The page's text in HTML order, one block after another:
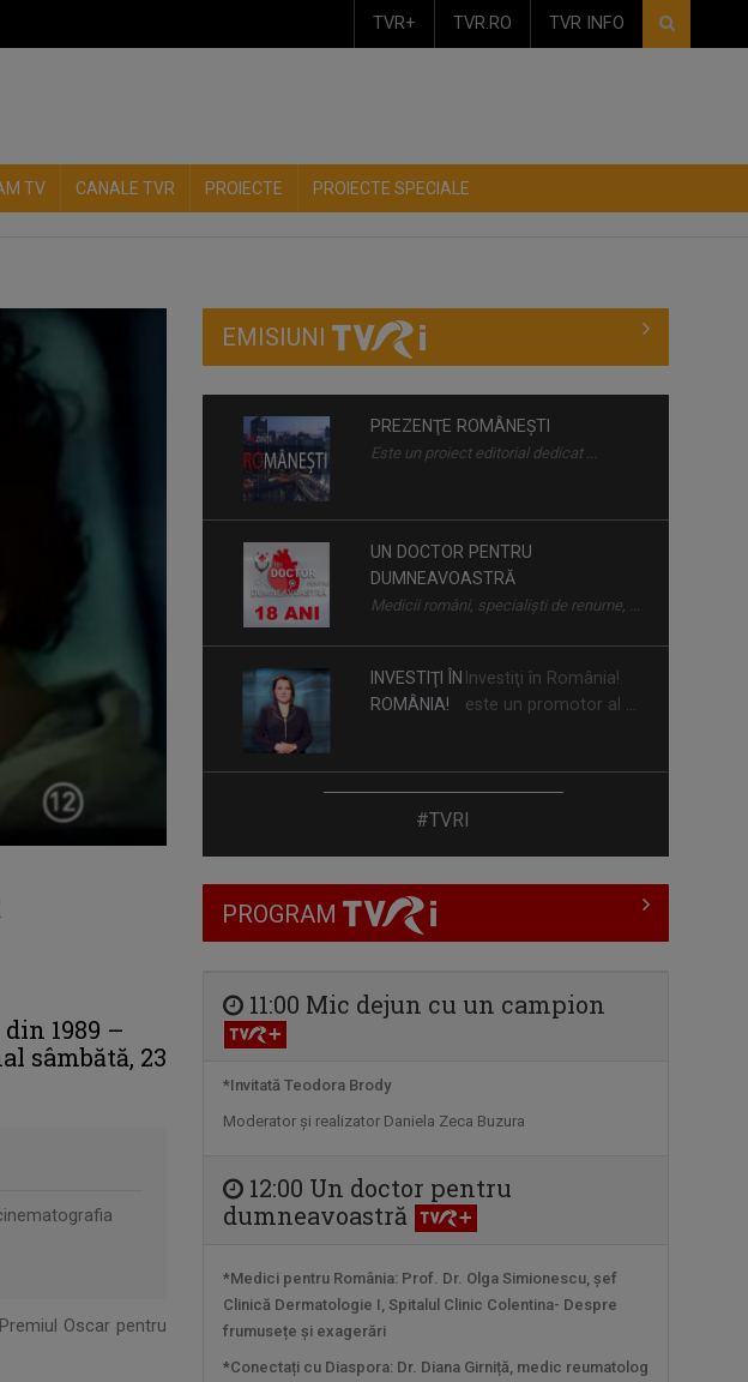
TVR+ TVR.RO TVR INFO
TV CANALE TVR PROIECTE PROIECTE SPECIALE
1989 –
sâmbătă, 23
Oscar pentru
EMISIUNI
PREZENŢE ROMÂNEŞTI
Este un proiect editorial dedicat ...
UN DOCTOR PENTRU
DUMNEAVOASTRĂ
Medicii români, specialiști de renume, ...
INVESTIŢI ÎN
ROMÂNIA!
Investiţi în România!
este un promotor al ...
Pornim de la Articolul VII al Constituţiei
...
TERASA URBANĂ
Prin această serie de emisiuni,
LA UN PAS DE ROMÂNIA
Singura emisiune tv dedicată românilor
LUMEA
ŞI NOI
Una dintre cele mai
#TVRI
PROGRAM
11:00 Mic dejun cu un campion
*Invitată Teodora Brody
Moderator şi realizator Daniela Zeca Buzura
12:00 Un doctor pentru
dumneavoastră
*Medici pentru România: Prof. Dr. Olga Simionescu, șef
Clinică Dermatologie I, Spitalul Clinic Colentina- Despre
frumusețe și exagerări
*Conectați cu Diaspora: Dr. Diana Girniță, medic reumatolog